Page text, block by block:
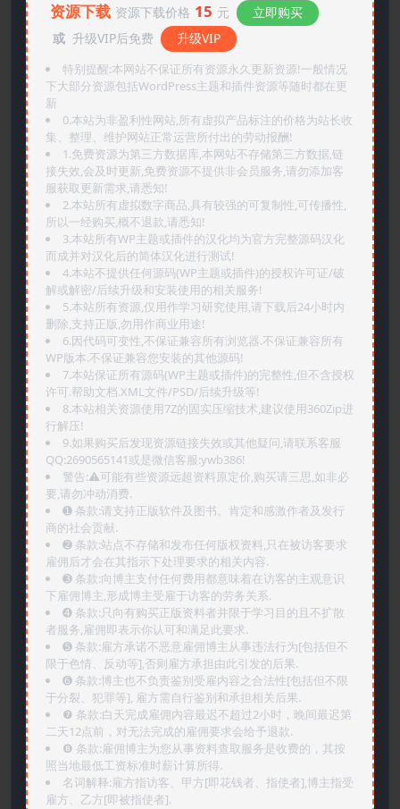
资源下载 资源下载价格 15 元
立即购买
或 升级VIP后免费 升级VIP
特别提醒:本网站不保证所有资源永久更新资源!一般情况
下大部分资源包括WordPress主题和插件资源等随时都在更
新
0.本站为非盈利性网站,所有虚拟产品标注的价格为站长收
集、整理、维护网站正常运营所付出的劳动报酬!
1.免费资源为第三方数据库,本网站不存储第三方数据,链
接失效,会及时更新,免费资源不提供非会员服务,请勿添加客
服获取更新需求,请悉知!
2.本站所有虚拟数字商品,具有较强的可复制性,可传播性,
所以一经购买,概不退款,请悉知!
3.本站所有WP主题或插件的汉化均为官方完整源码汉化
而成并对汉化后的简体汉化进行测试!
4.本站不提供任何源码(WP主题或插件)的授权许可证/破
解或解密/后续升级和安装使用的相关服务!
5.本站所有资源,仅用作学习研究使用,请下载后24小时内
删除,支持正版,勿用作商业用途!
6.因代码可变性,不保证兼容所有浏览器.不保证兼容所有
WP版本.不保证兼容您安装的其他源码!
7.本站保证所有源码(WP主题或插件)的完整性,但不含授权
许可.帮助文档.XML文件/PSD/后续升级等!
8.本站相关资源使用7Z的固实压缩技术,建议使用360Zip进
行解压!
9.如果购买后发现资源链接失效或其他疑问,请联系客服
QQ:2690565141或是微信客服:ywb386!
警告:⚠️可能有些资源远超资料原定价,购买请三思,如非必
要,请勿冲动消费.
➊️ 条款:请支持正版软件及图书。肯定和感激作者及发行
商的社会贡献.
➋️ 条款:站点不存储和发布任何版权资料,只在被访客要求
雇佣后才会在其指示下处理要求的相关内容.
➌️ 条款:向博主支付任何费用都意味着在访客的主观意识
下雇佣博主,形成博主受雇于访客的劳务关系.
➍️ 条款:只向有购买正版资料者并限于学习目的且不扩散
者服务,雇佣即表示你认可和满足此要求.
➎ 条款:雇方承诺不恶意雇佣博主从事违法行为[包括但不
限于色情、反动等],否则雇方承担由此引发的后果.
➏️ 条款:博主也不负责鉴别受雇内容之合法性[包括但不限
于分裂、犯罪等], 雇方需自行鉴别和承担相关后果.
❼ 条款:白天完成雇佣内容最迟不超过2小时，晚间最迟第
二天12点前，对无法完成的雇佣要求会给予退款.
❽ 条款:雇佣博主为您从事资料查取服务是收费的，其按
照当地最低工资标准时薪计算所得.
名词解释:雇方指访客、甲方[即花钱者、指使者],博主指受
雇方、乙方[即被指使者].